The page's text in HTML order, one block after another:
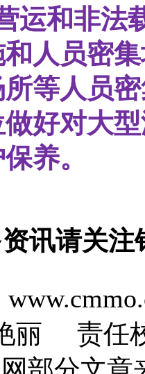
运和非法
人员密
等人员
好对大
养。
讯请关注
丽 责任